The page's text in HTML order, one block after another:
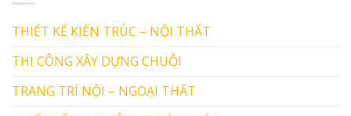
THIẾT KẾ KIẾN TRÚC – NỘI THẤT
THI CÔNG XÂY DỰNG CHUỖI
TRANG TRÍ NỘI – NGOẠI THẤT